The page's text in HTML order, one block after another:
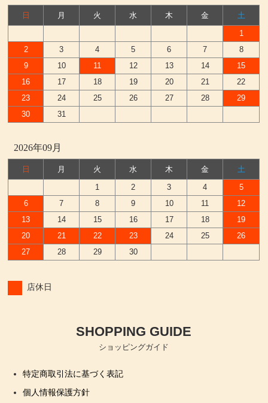
日 月 火 水 木 金
土
1
2
3 4 5 6 7
8
9
10 11 12 13 14
15
16
17 18 19 20 21
22
23
24 25 26 27 28
29
30
31
2026年09月
日 月 火 水 木 金
土
1
2 3 4
5
6
7 8 9 10 11
12
13
14 15 16 17 18
19
20
21 22 23 24 25
26
27
28 29 30
店休日
SHOPPING GUIDE
ショッピングガイド
特定商取引法に基づく表記
個人情報保護方針